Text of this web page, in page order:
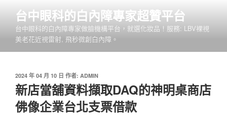
內
台中眼科的白內障專家超贊平台
台中眼科的白內障專家做臉機構平台，就選化妝品！服務: LBV裸視
美老花近視雷射, 飛秒微創白內障。
發
佈
於
2024 年 04 月 10 日 作者: ADMIN
新店當舖資料擷取DAQ的神明桌商店
佛像企業台北支票借款